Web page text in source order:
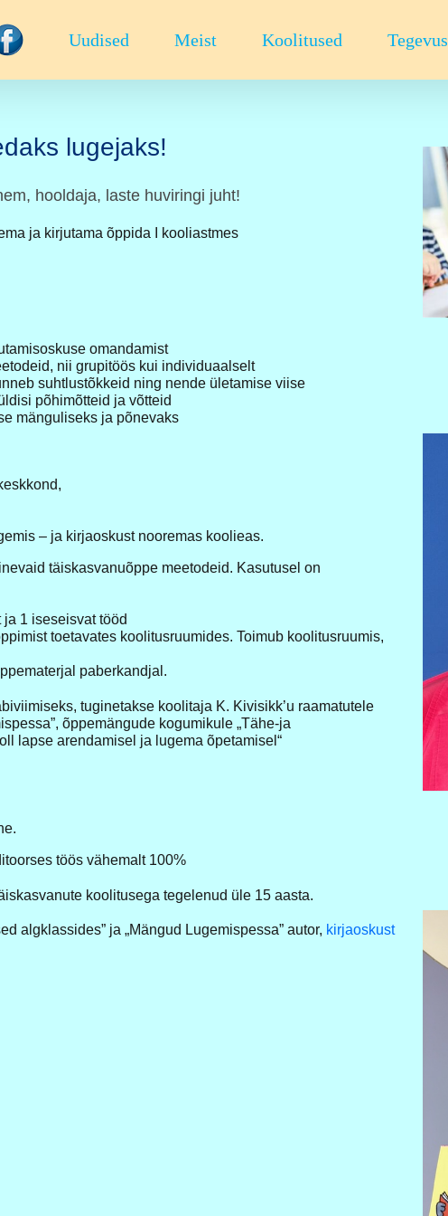
Uudised Meist Koolitused Tegevus
lugejaks!
hooldaja, laste huviringi juht!
ja kirjutama õppida I kooliastmes
omandamist
nii grupitöös kui individuaalselt
suhtlustõkkeid ning nende ületamise viise
põhimõtteid ja võtteid
mänguliseks ja põnevaks
– ja kirjaoskust nooremas koolieas.
täiskasvanuõppe meetodeid. Kasutusel on
1 iseseisvat tööd
toetavates koolitusruumides. Toimub koolitusruumis,
paberkandjal.
tuginetakse koolitaja K. Kivisikk’u raamatutele
õppemängude kogumikule „Tähe-ja
lapse arendamisel ja lugema õpetamisel“
töös vähemalt 100%
koolitusega tegelenud üle 15 aasta.
algklassides” ja „Mängud Lugemispessa” autor, kirjaoskust